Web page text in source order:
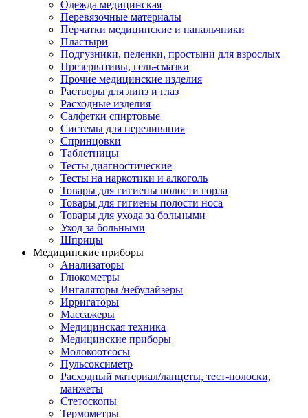
Одежда медицинская
Перевязочные материалы
Перчатки медицинские и напальчники
Пластыри
Подгузники, пеленки, простыни для взрослых
Презервативы, гель-смазки
Прочие медицинские изделия
Растворы для линз и глаз
Расходные изделия
Салфетки спиртовые
Системы для переливания
Спринцовки
Таблетницы
Тесты диагностические
Тесты на наркотики и алкоголь
Товары для гигиены полости горла
Товары для гигиены полости носа
Товары для ухода за больными
Уход за больными
Шприцы
Медицинские приборы
Анализаторы
Глюкометры
Ингаляторы /небулайзеры
Ирригаторы
Массажеры
Медицинская техника
Медицинские приборы
Молокоотсосы
Пульсоксиметр
Расходный материал/ланцеты, тест-полоски,
манжеты
Стетоскопы
Термометры